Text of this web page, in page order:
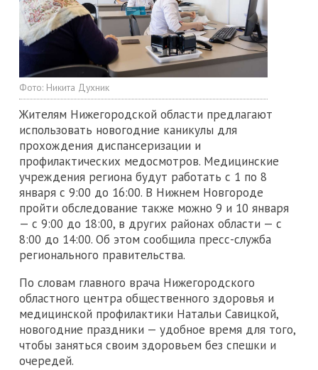
Фото: Никита Духник
Жителям Нижегородской области предлагают
использовать новогодние каникулы для
прохождения диспансеризации и
профилактических медосмотров. Медицинские
учреждения региона будут работать с 1 по 8
января с 9:00 до 16:00. В Нижнем Новгороде
пройти обследование также можно 9 и 10 января
— с 9:00 до 18:00, в других районах области — с
8:00 до 14:00. Об этом сообщила пресс-служба
регионального правительства.
По словам главного врача Нижегородского
областного центра общественного здоровья и
медицинской профилактики Натальи Савицкой,
новогодние праздники — удобное время для того,
чтобы заняться своим здоровьем без спешки и
очередей.